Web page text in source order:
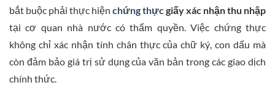
bắt buộc phải thực hiện chứng thựcgiấy xác nhận thu nhập
tại cơ quan nhà nước có thẩm quyền. Việc chứng thực
không chỉ xác nhận tính chân thực của chữ ký, con dấu mà
còn đảm bảo giá trị sử dụng của văn bản trong các giao dịch
chính thức.